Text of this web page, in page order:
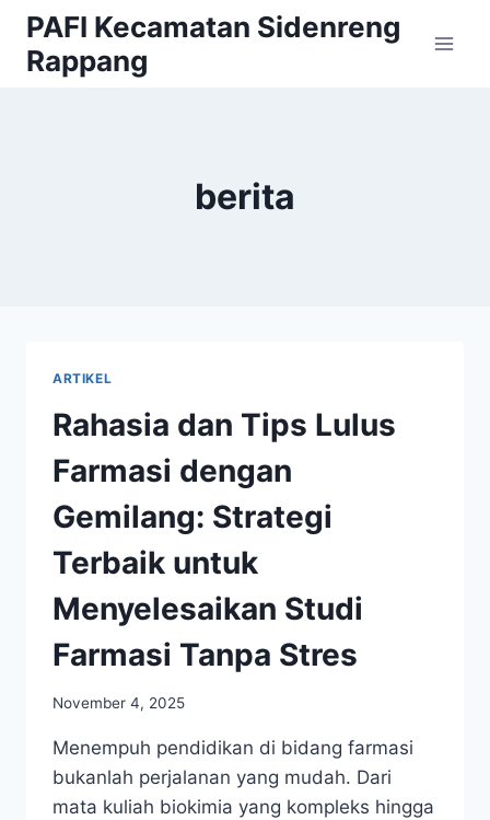
Skip
content
PAFI Kecamatan Sidenreng
Rappang
berita
ARTIKEL
Rahasia dan Tips Lulus
Farmasi dengan
Gemilang: Strategi
Terbaik untuk
Menyelesaikan Studi
Farmasi Tanpa Stres
November 4, 2025
Menempuh pendidikan di bidang farmasi
bukanlah perjalanan yang mudah. Dari
mata kuliah biokimia yang kompleks hingga